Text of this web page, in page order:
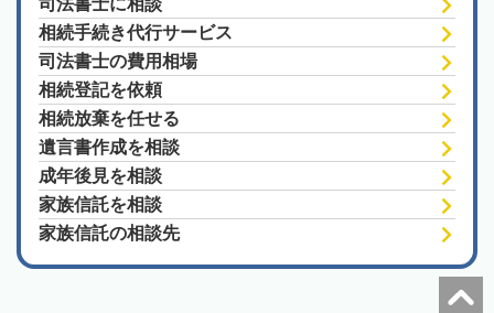
司法書士に相談
相続手続き代行サービス
司法書士の費用相場
相続登記を依頼
相続放棄を任せる
遺言書作成を相談
成年後見を相談
家族信託を相談
家族信託の相談先